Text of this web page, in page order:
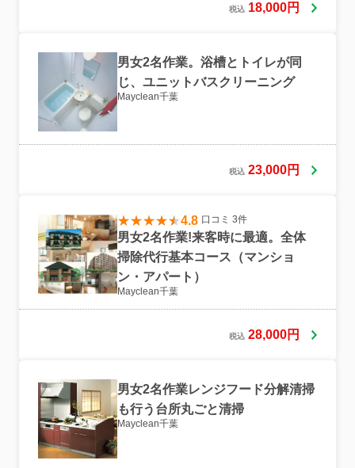
税込 18,000円
男女2名作業。浴槽とトイレが同
じ、ユニットバスクリーニング
Mayclean千葉
税込 23,000円
4.8 口コミ 3件
男女2名作業!来客時に最適。全体
掃除代行基本コース（マンショ
ン・アパート）
Mayclean千葉
税込 28,000円
男女2名作業レンジフード分解清掃
も行う台所丸ごと清掃
Mayclean千葉